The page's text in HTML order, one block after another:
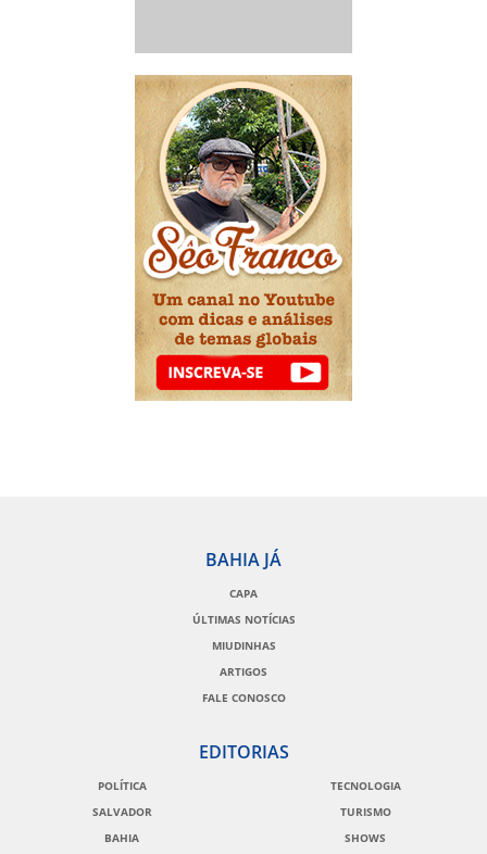
BAHIA JÁ
CAPA
ÚLTIMAS NOTÍCIAS
MIUDINHAS
ARTIGOS
FALE CONOSCO
EDITORIAS
POLÍTICA
SALVADOR
BAHIA
TECNOLOGIA
TURISMO
SHOWS